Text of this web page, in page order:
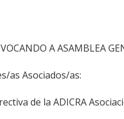
A ASAMBLEA
as Asociados/as:
de la ADICRA